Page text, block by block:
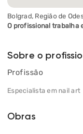
Bolgrad, Região de
O profissional trabalha
Sobre o
Profissão
Especialista em nail art
Obras